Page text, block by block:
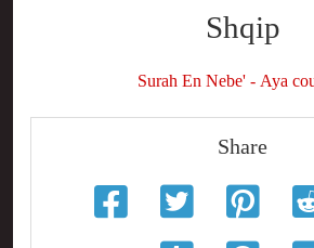
Shqip
Surah En Nebe' - Aya
Share